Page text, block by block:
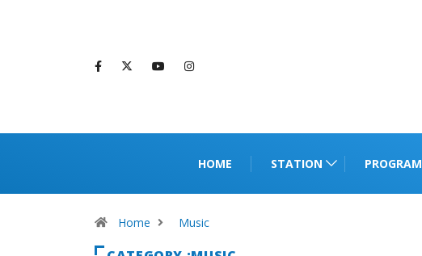
HOME STATION PROGRAM
Home Music